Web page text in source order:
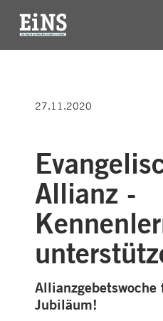
27.11.2020
Allianz -
Jubiläum!